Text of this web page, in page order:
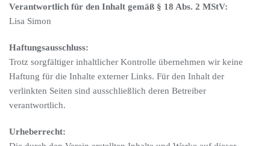
Verantwortlich für den Inhalt gemäß § 18 Abs. 2 MStV:
Lisa Simon
Haftungsausschluss:
Trotz sorgfältiger inhaltlicher Kontrolle übernehmen wir keine
Haftung für die Inhalte externer Links. Für den Inhalt der
verlinkten Seiten sind ausschließlich deren Betreiber
verantwortlich.
Urheberrecht: